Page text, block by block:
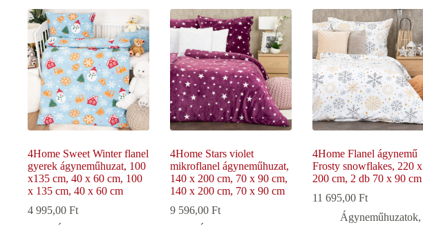
4Home Sweet Winter flanel
gyerek ágyneműhuzat, 100
x135 cm, 40 x 60 cm, 100
x 135 cm, 40 x 60 cm
4 995,00 Ft
4Home Stars violet
mikroflanel ágyneműhuzat,
140 x 200 cm, 70 x 90 cm,
140 x 200 cm, 70 x 90 cm
9 596,00Ft
4Home Flanel ágynemű
Frosty snowflakes, 220 x
200 cm, 2 db 70 x 90 cm
11 695,00Ft
Ágyneműhuzatok,